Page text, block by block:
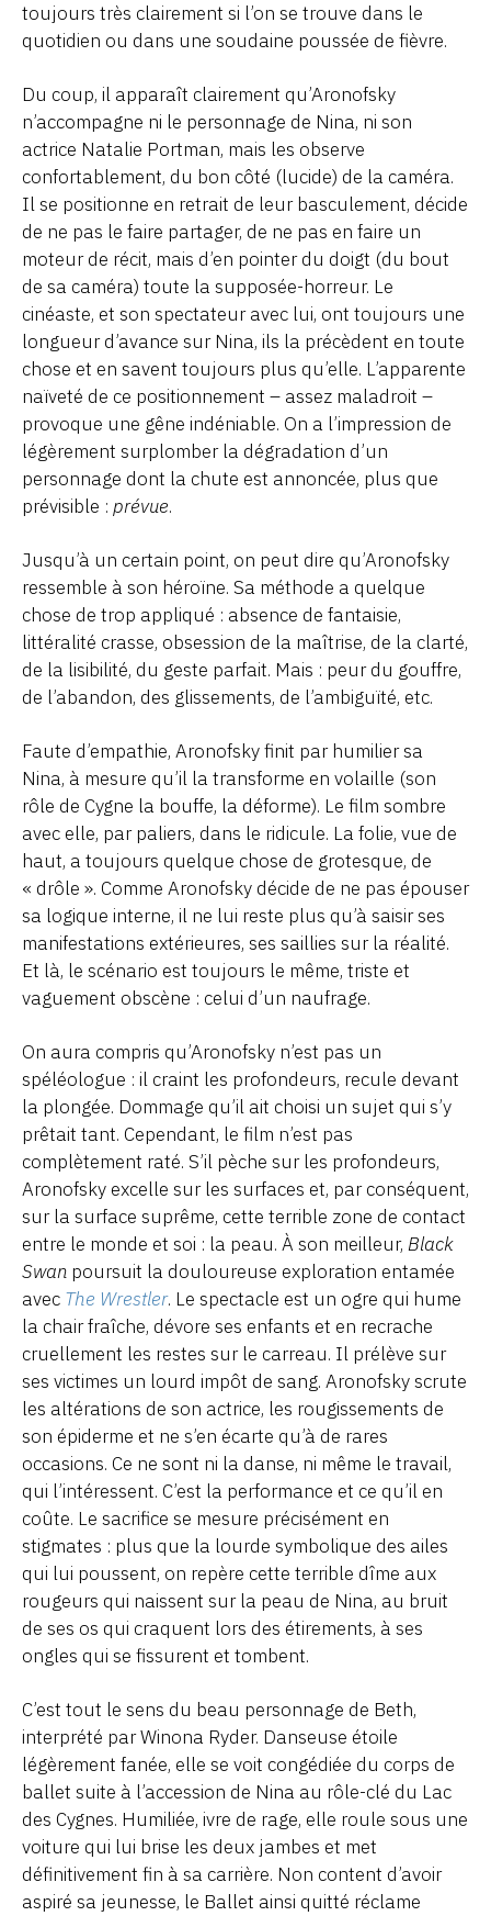
toujours très clairement si l’on se trouve dans le
quotidien ou dans une soudaine poussée de fièvre.
Du coup, il apparaît clairement qu’Aronofsky
n’accompagne ni le personnage de Nina, ni son
actrice Natalie Portman, mais les observe
confortablement, du bon côté (lucide) de la caméra.
Il se positionne en retrait de leur basculement, décide
de ne pas le faire partager, de ne pas en faire un
moteur de récit, mais d’en pointer du doigt (du bout
de sa caméra) toute la supposée-horreur. Le
cinéaste, et son spectateur avec lui, ont toujours une
longueur d’avance sur Nina, ils la précèdent en toute
chose et en savent toujours plus qu’elle. L’apparente
naïveté de ce positionnement – assez maladroit –
provoque une gêne indéniable. On a l’impression de
légèrement surplomber la dégradation d’un
personnage dont la chute est annoncée, plus que
prévisible : prévue.
Jusqu’à un certain point, on peut dire qu’Aronofsky
ressemble à son héroïne. Sa méthode a quelque
chose de trop appliqué : absence de fantaisie,
littéralité crasse, obsession de la maîtrise, de la clarté,
de la lisibilité, du geste parfait. Mais : peur du gouffre,
de l’abandon, des glissements, de l’ambiguïté, etc.
Faute d’empathie, Aronofsky finit par humilier sa
Nina, à mesure qu’il la transforme en volaille (son
rôle de Cygne la bouffe, la déforme). Le film sombre
avec elle, par paliers, dans le ridicule. La folie, vue de
haut, a toujours quelque chose de grotesque, de
« drôle ». Comme Aronofsky décide de ne pas épouser
sa logique interne, il ne lui reste plus qu’à saisir ses
manifestations extérieures, ses saillies sur la réalité.
Et là, le scénario est toujours le même, triste et
vaguement obscène : celui d’un naufrage.
On aura compris qu’Aronofsky n’est pas un
spéléologue : il craint les profondeurs, recule devant
la plongée. Dommage qu’il ait choisi un sujet qui s’y
prêtait tant. Cependant, le film n’est pas
complètement raté. S’il pèche sur les profondeurs,
Aronofsky excelle sur les surfaces et, par conséquent,
sur la surface suprême, cette terrible zone de contact
entre le monde et soi : la peau. À son meilleur, Black
Swan poursuit la douloureuse exploration entamée
avec The Wrestler. Le spectacle est un ogre qui hume
la chair fraîche, dévore ses enfants et en recrache
cruellement les restes sur le carreau. Il prélève sur
ses victimes un lourd impôt de sang. Aronofsky scrute
les altérations de son actrice, les rougissements de
son épiderme et ne s’en écarte qu’à de rares
occasions. Ce ne sont ni la danse, ni même le travail,
qui l’intéressent. C’est la performance et ce qu’il en
coûte. Le sacrifice se mesure précisément en
stigmates : plus que la lourde symbolique des ailes
qui lui poussent, on repère cette terrible dîme aux
rougeurs qui naissent sur la peau de Nina, au bruit
de ses os qui craquent lors des étirements, à ses
ongles qui se fissurent et tombent.
C’est tout le sens du beau personnage de Beth,
interprété par Winona Ryder. Danseuse étoile
légèrement fanée, elle se voit congédiée du corps de
ballet suite à l’accession de Nina au rôle-clé du Lac
des Cygnes. Humiliée, ivre de rage, elle roule sous une
voiture qui lui brise les deux jambes et met
définitivement fin à sa carrière. Non content d’avoir
aspiré sa jeunesse, le Ballet ainsi quitté réclame